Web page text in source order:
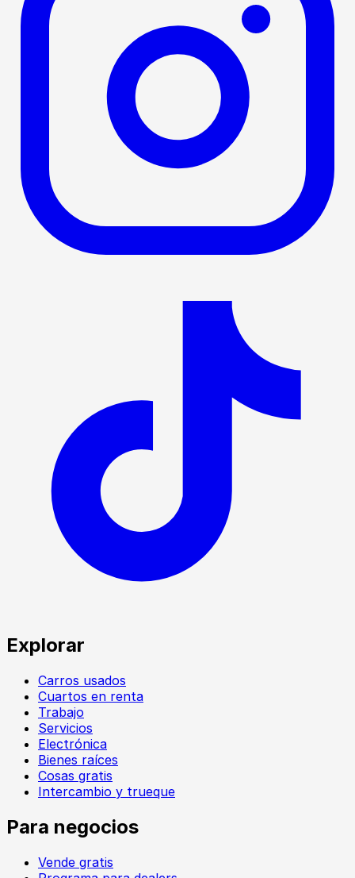
Explorar
Carros usados
Cuartos en renta
Trabajo
Servicios
Electrónica
Bienes raíces
Cosas gratis
Intercambio y trueque
Para negocios
Vende gratis